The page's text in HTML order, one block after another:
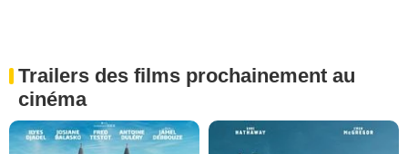
Trailers des films prochainement au
cinéma